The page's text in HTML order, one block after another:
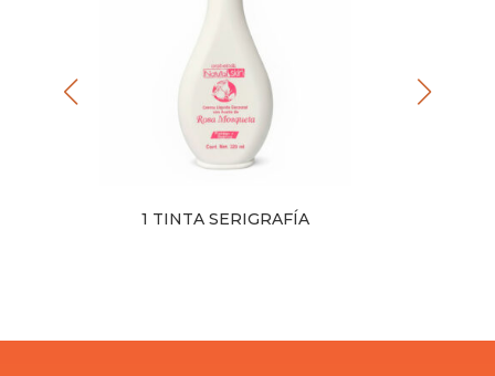
1 TINTA SERIGRAFÍA